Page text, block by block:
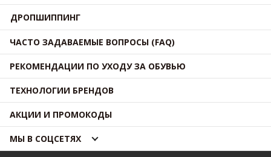
ДРОПШИППИНГ
ЧАСТО ЗАДАВАЕМЫЕ ВОПРОСЫ (FAQ)
РЕКОМЕНДАЦИИ ПО УХОДУ ЗА ОБУВЬЮ
ТЕХНОЛОГИИ БРЕНДОВ
АКЦИИ И ПРОМОКОДЫ
МЫ В СОЦСЕТЯХ